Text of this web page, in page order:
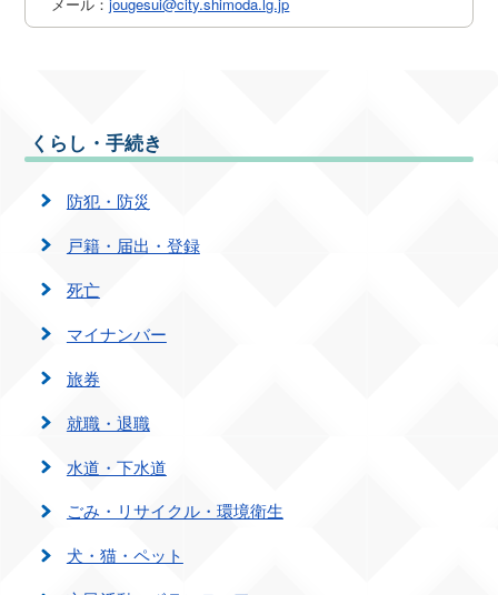
メール：jougesui@city.shimoda.lg.jp
くらし・手続き
防犯・防災
戸籍・届出・登録
死亡
マイナンバー
旅券
就職・退職
水道・下水道
ごみ・リサイクル・環境衛生
犬・猫・ペット